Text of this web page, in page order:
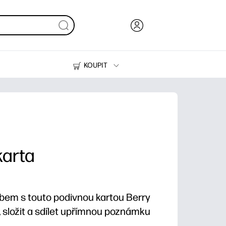
KOUPIT
Tiskárny
s touto podivnou kartou Berry
a sdílet upřímnou poznámku